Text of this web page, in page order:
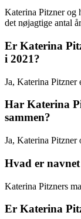
Katerina Pitzner og
det nøjagtige antal
Er Katerina
i 2021?
Ja, Katerina Pitzner
Har Katerina
sammen?
Ja, Katerina Pitzner
Hvad er
Katerina Pitzners
Er Katerina